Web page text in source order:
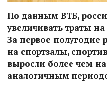
По данным ВТБ,
увеличивать траты
За первое полугодие
на спортзалы,
выросли более чем
аналогичным